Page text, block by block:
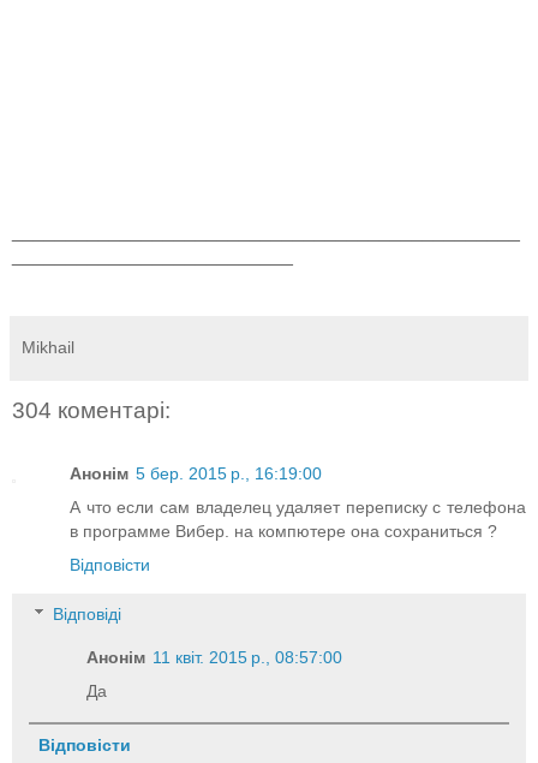
Mikhail
304 коментарі:
Анонім 5 бер. 2015 р., 16:19:00
А что если сам владелец удаляет переписку с телефона
в программе Вибер. на компютере она сохраниться ?
Відповісти
Відповіді
Анонім 11 квіт. 2015 р., 08:57:00
Да
Відповісти